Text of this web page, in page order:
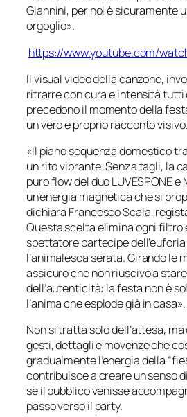
Giannini, per noi è sicuramente
orgoglio».
https://www.youtube.com/
Il visual video della canzone,
ritrarre con cura e intensità tutti
precedono il momento della
un vero e proprio racconto visivo.
«Il piano sequenza domestico
un rito vibrante. Senza tagli, la
puro flow del duo LUVESPONE
un’energia magnetica che si
dichiara Francesco Scala,
Questa scelta elimina ogni filtro
spettatore partecipe
l’animalesca serata. Girando le
assicuro che non riuscivo a
dell’autenticità: la festa non è
l’anima che esplode già in casa».
Non si tratta solo dell’attesa,
gesti, dettagli e movenze che
gradualmente l’energia della
contribuisce a creare un senso
se il pubblico venisse
passo verso il party.